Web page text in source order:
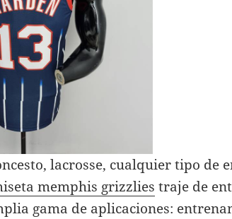
lacrosse, cualquier tipo de
memphis grizzlies traje de
gama de aplicaciones: